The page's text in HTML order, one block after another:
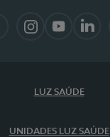
LUZ SAÚDE
UNIDADES LUZ SAÚDE